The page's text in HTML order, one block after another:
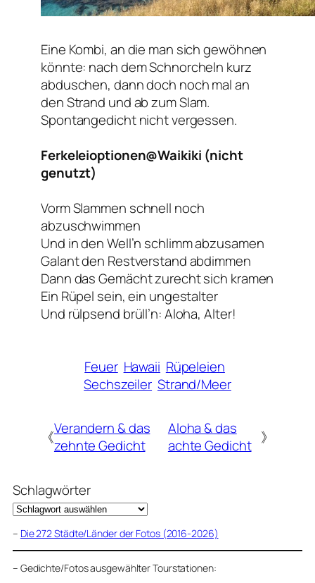
Eine Kombi, an die man sich gewöhnen
könnte: nach dem Schnorcheln kurz
abduschen, dann doch noch mal an
den Strand und ab zum Slam.
Spontangedicht nicht vergessen.
Ferkeleioptionen@Waikiki (nicht
genutzt)
Vorm Slammen schnell noch
abzuschwimmen
Und in den Well’n schlimm abzusamen
Galant den Restverstand abdimmen
Dann das Gemächt zurecht sich kramen
Ein Rüpel sein, ein ungestalter
Und rülpsend brüll’n: Aloha, Alter!
Feuer Hawaii Rüpeleien
Sechszeiler Strand/Meer
《Verandern & das
zehnte Gedicht
Aloha & das
achte Gedicht 》
Schlagwörter
– Die 272 Städte/Länder der Fotos (2016-2026)
– Gedichte/Fotos ausgewählter Tourstationen: